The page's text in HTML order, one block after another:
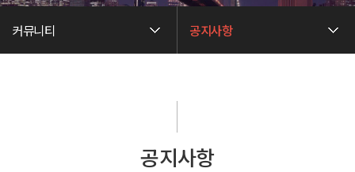
커뮤니티 공지사항
공지사항